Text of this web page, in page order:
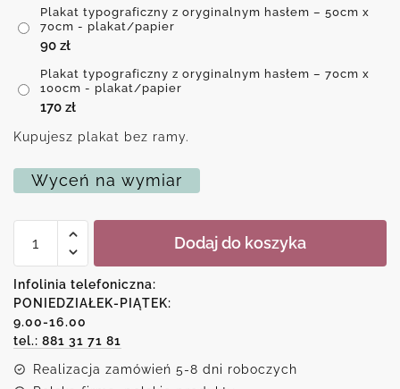
Plakat typograficzny z oryginalnym hasłem – 50cm x
70cm - plakat/papier
90 zł
Plakat typograficzny z oryginalnym hasłem – 70cm x
100cm - plakat/papier
170 zł
Kupujesz plakat bez ramy.
Wyceń na wymiar
ilość
Plakat
typograficzny
oryginalnym
hasłem
Dodaj do koszyka
Infolinia telefoniczna:
PONIEDZIAŁEK-PIĄTEK:
9.00-16.00
tel.: 881 31 71 81
Realizacja zamówień 5-8 dni roboczych